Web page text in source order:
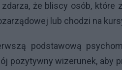
że bliscy osób,
lub chodzi na
podstawową
pozytywny wizerunek, aby